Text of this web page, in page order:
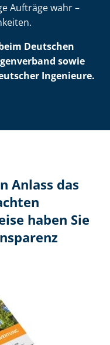
Aufträge wahr –
Deutschen
sowie
Ingenieure.
Anlass das
haben Sie